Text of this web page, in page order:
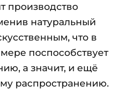
производство
натуральный
что в
поспособствует
а значит, и ещё
распространению.